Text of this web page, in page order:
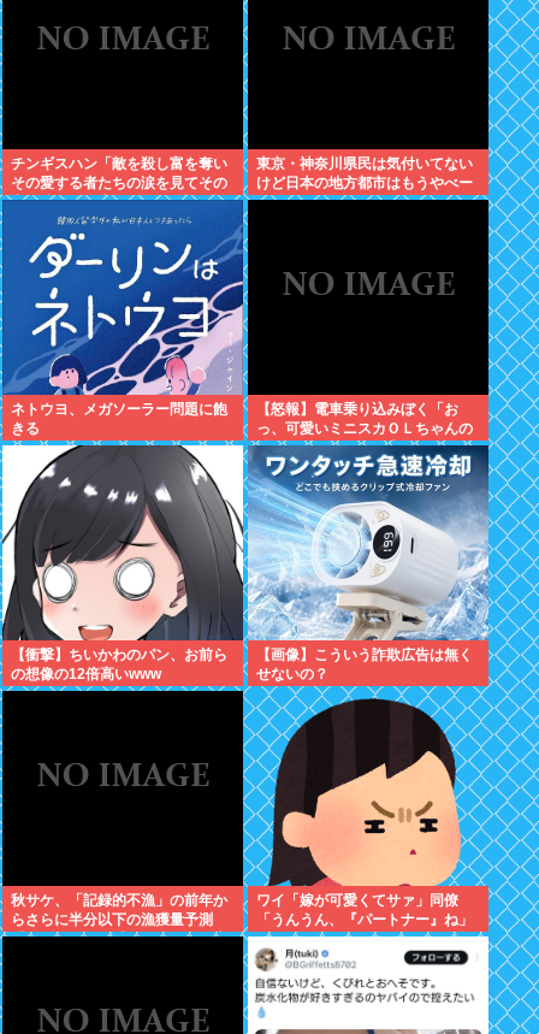
チンギスハン「敵を殺し富を奪い
その愛する者たちの涙を見てその
妻や娘をレ●プするのが最大の喜
東京・神奈川県民は気付いてない
けど日本の地方都市はもうやべー
ぞ
ネトウヨ、メガソーラー問題に飽
きる
【怒報】電車乗り込みぼく「お
っ、可愛いミニスカＯＬちゃんの
隣あいてんじゃん！座ったろ！」
→結果w w w w w w w w
【衝撃】ちいかわのパン、お前ら
の想像の12倍高いwww
【画像】こういう詐欺広告は無く
せないの？
秋サケ、「記録的不漁」の前年か
らさらに半分以下の漁獲量予測
「なぜこれほど減ったのか、日本
ワイ「嫁が可愛くてサァ」同僚
「うんうん、『パートナー』ね」